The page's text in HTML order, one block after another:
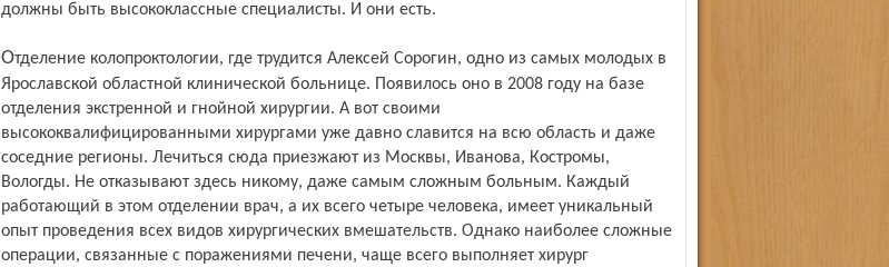
должны быть высококлассные специалисты. И они есть.
Отделение колопроктологии, где трудится Алексей Сорогин, одно из самых молодых в
Ярославской областной клинической больнице. Появилось оно в 2008 году на базе
отделения экстренной и гнойной хирургии. А вот своими
высококвалифицированными хирургами уже давно славится на всю область и даже
соседние регионы. Лечиться сюда приезжают из Москвы, Иванова, Костромы,
Вологды. Не отказывают здесь никому, даже самым сложным больным. Каждый
работающий в этом отделении врач, а их всего четыре человека, имеет уникальный
опыт проведения всех видов хирургических вмешательств. Однако наиболее сложные
операции, связанные с поражениями печени, чаще всего выполняет хирург